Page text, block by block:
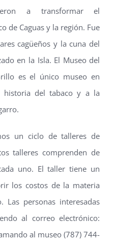
a transformar el
de Caguas y la región. Fue
cagüeños y la cuna del
en la Isla. El Museo del
es el único museo en
historia del tabaco y a la
un ciclo de talleres de
talleres comprenden de
uno. El taller tiene un
los costos de la materia
personas interesadas
al correo electrónico:
al museo (787) 744-